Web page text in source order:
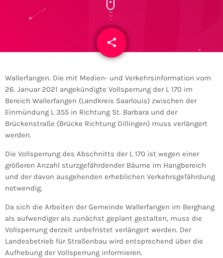
share
email
Wallerfangen. Die mit Medien- und Verkehrsinformation vom
26. Januar 2021 angekündigte Vollsperrung der L 170 im
Bereich Wallerfangen (Landkreis Saarlouis) zwischen der
Einmündung L 355 in Richtung St. Barbara und der
Brückenstraße (Brücke Richtung Dillingen) muss verlängert
werden.
Die Vollsperrung des Abschnitts der L 170 ist wegen einer
größeren Anzahl sturzgefährdender Bäume im Hangbereich
und der davon ausgehenden erheblichen Verkehrsgefährdung
notwendig.
Da sich die Arbeiten der Gemeinde Wallerfangen im Berghang
als aufwendiger als zunächst geplant gestalten, muss die
Vollsperrung derzeit unbefristet verlängert werden. Der
Landesbetrieb für Straßenbau wird entsprechend über die
Aufhebung der Vollsperrung informieren.